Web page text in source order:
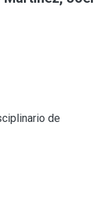
de